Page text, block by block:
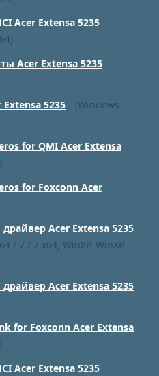
Acer Extensa 5235
Acer Extensa 5235
5235
(Windows
for QMI Acer Extensa
for Foxconn Acer
Acer Extensa 5235
/ 7 / 7 x64, WinXP, WinXP
Acer Extensa 5235
for Foxconn Acer Extensa
Acer Extensa 5235